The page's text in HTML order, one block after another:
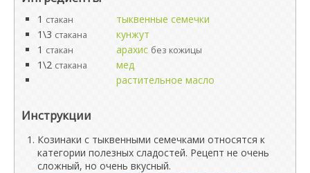
1 стакан
тыквенные семечки
1\3 стакана
кунжут
1 стакан арахис без кожицы
1\2 стакана
мед
растительное масло
Инструкции
Козинаки с тыквенными семечками относятся к
категории полезных сладостей. Рецепт не очень
сложный, но очень вкусный.